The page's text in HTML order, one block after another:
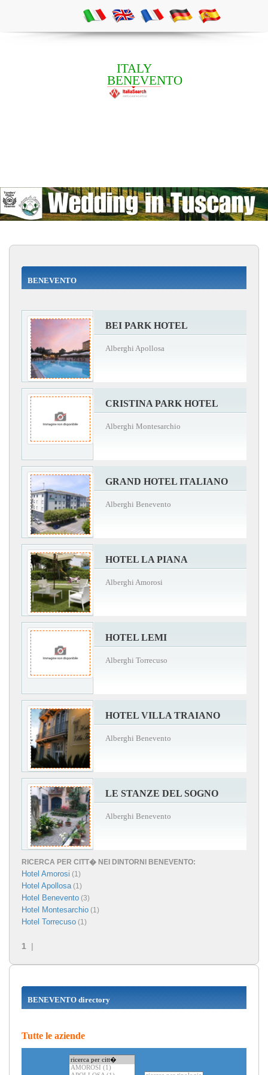
ITALY
BENEVENTO
BENEVENTO
BEI PARK HOTEL
Alberghi Apollosa
CRISTINA PARK HOTEL
Alberghi Montesarchio
GRAND HOTEL ITALIANO
Alberghi Benevento
HOTEL LA PIANA
Alberghi Amorosi
HOTEL LEMI
Alberghi Torrecuso
HOTEL VILLA TRAIANO
Alberghi Benevento
LE STANZE DEL SOGNO
Alberghi Benevento
RICERCA PER CITT� NEI DINTORNI BENEVENTO:
Hotel Amorosi (1)
Hotel Apollosa(1)
Hotel Benevento (3)
Hotel Montesarchio (1)
Hotel Torrecuso (1)
1 |
BENEVENTO directory
Tutte le aziende